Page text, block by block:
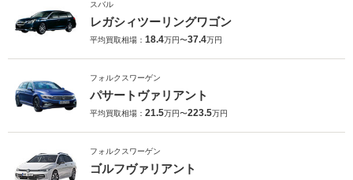
スバル
レガシィツーリングワゴン
平均買取相場： 18.4万円〜37.4万円
フォルクスワーゲン
パサートヴァリアント
平均買取相場： 21.5万円〜223.5万円
フォルクスワーゲン
ゴルフヴァリアント